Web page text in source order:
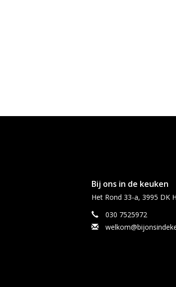
Bij ons in de keuken
Het Rond 33-a, 3995 DK
030 7525972